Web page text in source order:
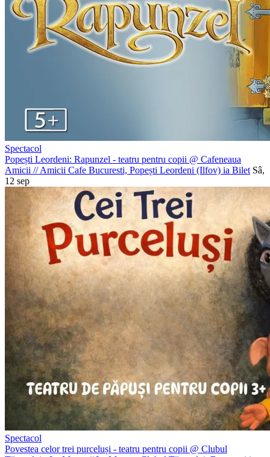
Spectacol
Popești Leordeni: Rapunzel - teatru pentru copii @ Cafeneaua
Amicii //Amicii Cafe Bucuresti, Popești Leordeni (Ilfov) ia Bilet Sâ,
12 sep
Spectacol
Povestea celor trei purceluși - teatru pentru copii @ Clubul